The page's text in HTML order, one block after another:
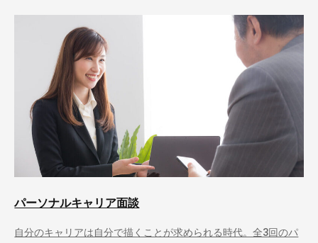
パーソナルキャリア面談
自分のキャリアは自分で描くことが求められる時代。全3回のパ